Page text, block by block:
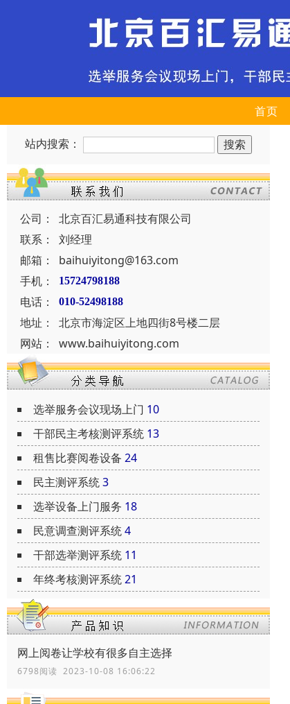
首页
站内搜索：
公司：
北京百汇易通科技有限公司
联系：
刘经理
邮箱：
baihuiyitong@163.com
手机：
15724798188
电话： 010-52498188
地址：
北京市海淀区上地四街8号楼二层
网站：
www.baihuiyitong.com
选举服务会议现场上门 10
干部民主考核测评系统 13
租售比赛阅卷设备 24
民主测评系统3
选举设备上门服务 18
民意调查测评系统4
干部选举测评系统 11
年终考核测评系统21
网上阅卷让学校有很多自主选择
6798阅读 2023-10-08 16:06:22